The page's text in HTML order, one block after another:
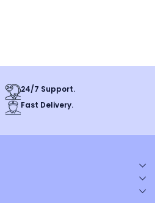
24/7 Support.
Fast Delivery.